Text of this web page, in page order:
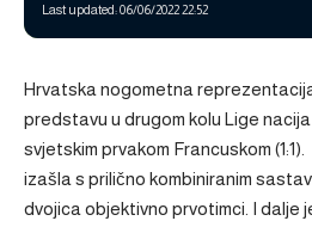
Last updated: 06/06/2022 22:52
Hrvatska nogometna
predstavu u drugom kolu Lige
svjetskim prvakom Francuskom
izašla s prilično kombiniranim
dvojica objektivno prvotimci. I dalje